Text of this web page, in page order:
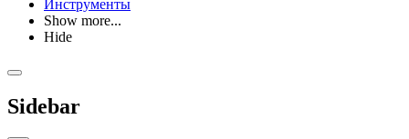
Инструменты
Show more...
Hide
Sidebar